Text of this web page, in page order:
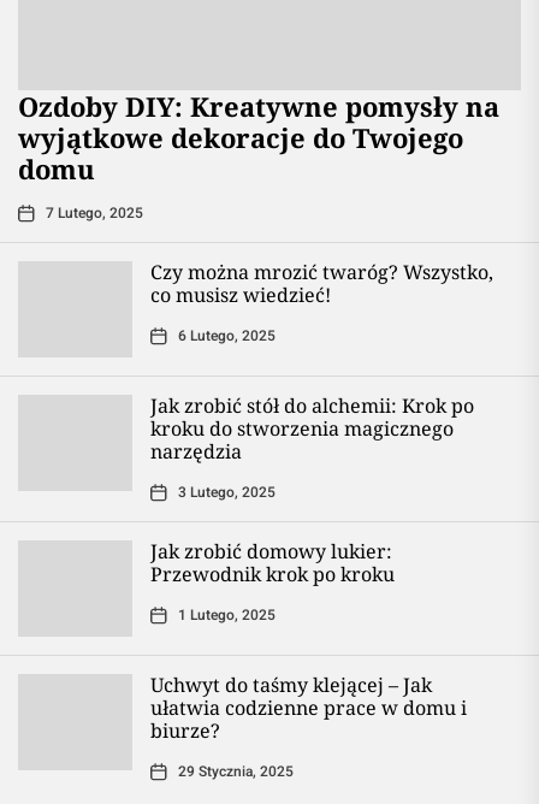
Ozdoby DIY: Kreatywne pomysły na
wyjątkowe dekoracje do Twojego
domu
7 Lutego, 2025
Czy można mrozić twaróg? Wszystko,
co musisz wiedzieć!
6 Lutego, 2025
Jak zrobić stół do alchemii: Krok po
kroku do stworzenia magicznego
narzędzia
3 Lutego, 2025
Jak zrobić domowy lukier:
Przewodnik krok po kroku
1 Lutego, 2025
Uchwyt do taśmy klejącej – Jak
ułatwia codzienne prace w domu i
biurze?
29 Stycznia, 2025